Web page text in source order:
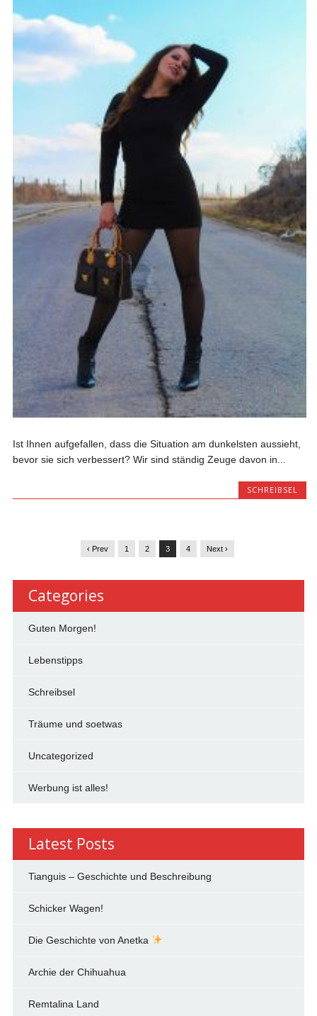
Ist Ihnen aufgefallen, dass die Situation am dunkelsten aussieht,
bevor sie sich verbessert? Wir sind ständig Zeuge davon in...
SCHREIBSEL
‹ Prev 1 2 3 4 Next ›
Categories
Guten Morgen!
Lebenstipps
Schreibsel
Träume und soetwas
Uncategorized
Werbung ist alles!
Latest Posts
Tianguis – Geschichte und Beschreibung
Schicker Wagen!
Die Geschichte von Anetka
Archie der Chihuahua
Remtalina Land